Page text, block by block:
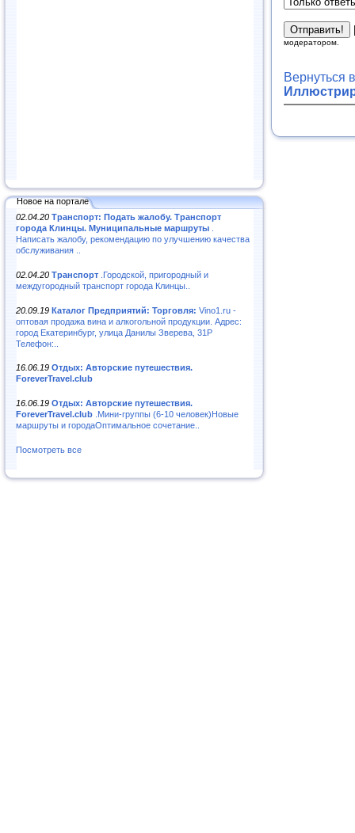
Новое на портале
02.04.20 Транспорт: Подать жалобу. Транспорт
города Клинцы. Муниципальные маршруты
Написать жалобу, рекомендацию по улучшению качества
обслуживания ..
02.04.20 Транспорт .Городской, пригородный и
междугородный транспорт города Клинцы..
20.09.19 Каталог Предприятий: Торговля: Vino1.ru -
оптовая продажа вина и алкогольной продукции. Адрес:
город Екатеринбург, улица Данилы Зверева, 31Р
Телефон:..
16.06.19 Отдых: Авторские путешествия.
ForeverTravel.club
16.06.19 Отдых: Авторские путешествия.
ForeverTravel.club .Мини-группы (6-10 человек)Новые
маршруты и городаОптимальное сочетание..
Посмотреть все
модератором.
Вернуться